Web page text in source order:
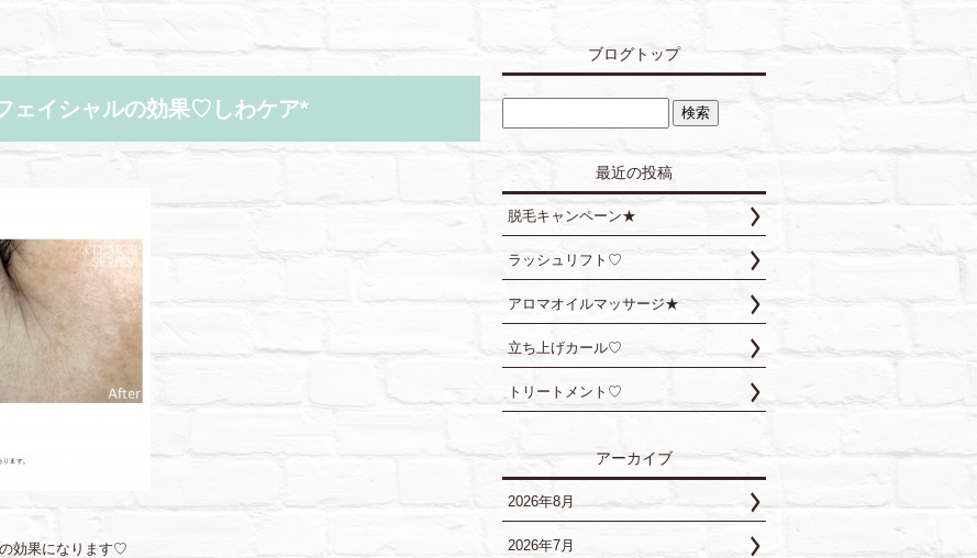
ェイシャルの効果♡しわケア*
効果になります♡
ブログトップ
最近の投稿
脱毛キャンペーン★
ラッシュリフト♡
アロマオイルマッサージ★
立ち上げカール♡
トリートメント♡
アーカイブ
2026年8月
2026年7月